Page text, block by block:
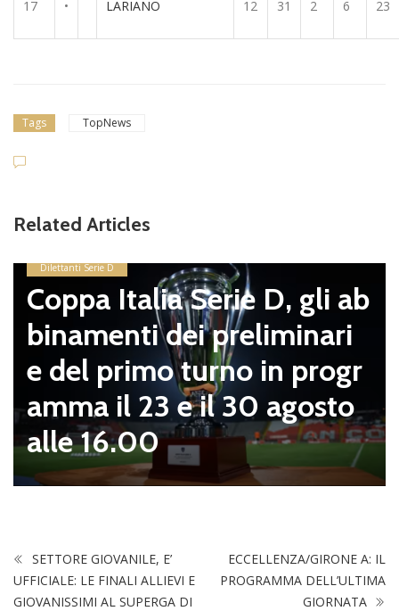
17 • LARIANO 12 31 2 6 23
Tags TopNews
Related Articles
Dilettanti Serie D
Coppa Italia Serie D, gli ab
binamenti dei preliminari
e del primo turno in progr
amma il 23 e il 30 agosto
alle 16.00
SETTORE GIOVANILE, E’
UFFICIALE: LE FINALI ALLIEVI E
GIOVANISSIMI AL SUPERGA DI
ECCELLENZA/GIRONE A: IL
PROGRAMMA DELL’ULTIMA
GIORNATA